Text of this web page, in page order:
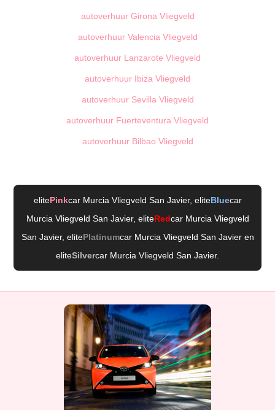
autoverhuur Girona Vliegveld
autoverhuur Valencia Vliegveld
autoverhuur Lanzarote Vliegveld
autoverhuur Ibiza Vliegveld
autoverhuur Sevilla Vliegveld
autoverhuur Fuerteventura Vliegveld
autoverhuur Bilbao Vliegveld
elitePinkcar Murcia Vliegveld San Javier, eliteBluecar
Murcia Vliegveld San Javier, eliteRedcar Murcia Vliegveld
San Javier, elitePlatinumcar Murcia Vliegveld San Javieren
eliteSilvercar Murcia Vliegveld San Javier.